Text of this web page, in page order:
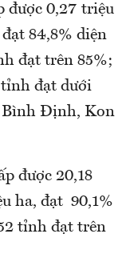
được 0,27 triệu
84,8% diện
đạt trên 85%;
tỉnh đạt dưới
Bình Định, Kon
được 20,18
ha, đạt 90,1%
tỉnh đạt trên